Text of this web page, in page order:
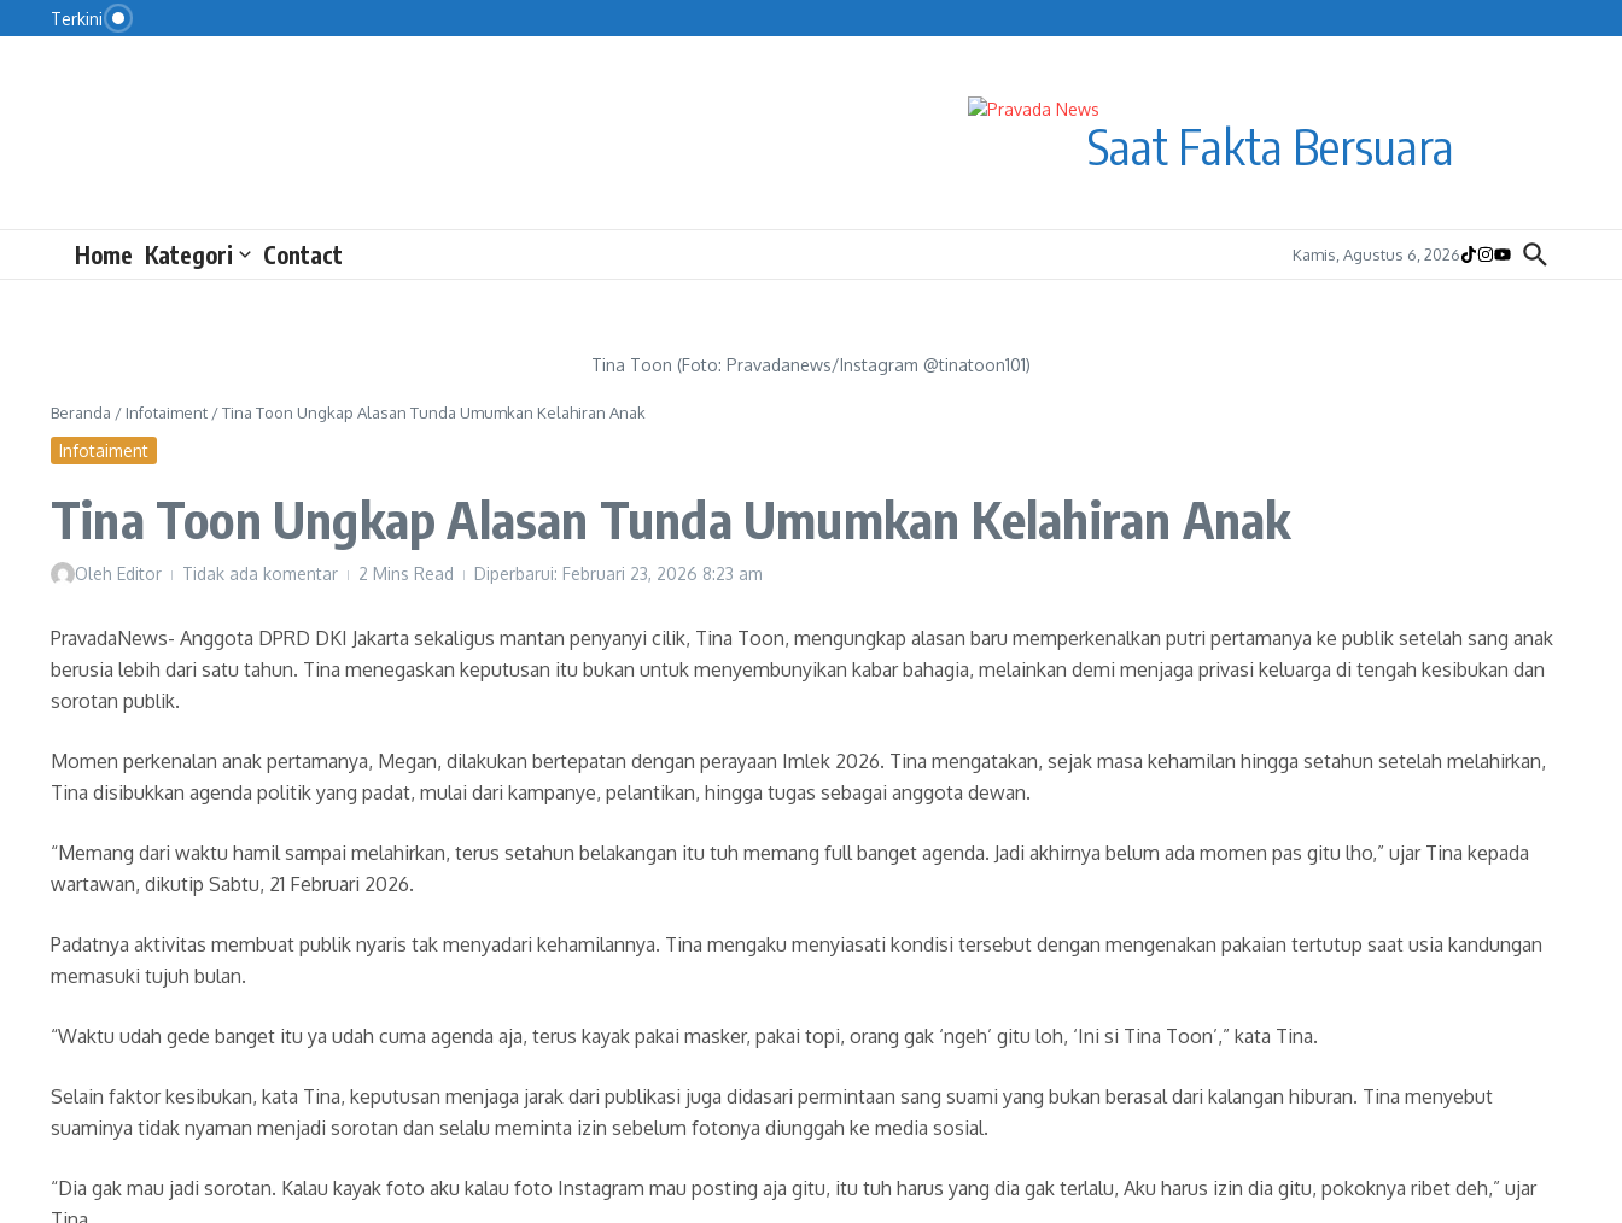
Lewati ke konten
Terkini
Saat Fakta Bersuara
Home Kategori Contact Kamis, Agustus 6, 2026
Tina Toon (Foto: Pravadanews/Instagram @tinatoon101)
Beranda / Infotaiment /Tina Toon Ungkap Alasan Tunda Umumkan Kelahiran Anak
Infotaiment
Tina Toon Ungkap Alasan Tunda Umumkan Kelahiran Anak
Oleh Editor Tidak ada komentar 2 Mins Read Diperbarui: Februari 23, 2026 8:23 am
PravadaNews- Anggota DPRD DKI Jakarta sekaligus mantan penyanyi cilik, Tina Toon, mengungkap alasan baru memperkenalkan putri pertamanya ke publik setelah sang anak
berusia lebih dari satu tahun. Tina menegaskan keputusan itu bukan untuk menyembunyikan kabar bahagia, melainkan demi menjaga privasi keluarga di tengah kesibukan dan
sorotan publik.
Momen perkenalan anak pertamanya, Megan, dilakukan bertepatan dengan perayaan Imlek 2026. Tina mengatakan, sejak masa kehamilan hingga setahun setelah melahirkan,
Tina disibukkan agenda politik yang padat, mulai dari kampanye, pelantikan, hingga tugas sebagai anggota dewan.
“Memang dari waktu hamil sampai melahirkan, terus setahun belakangan itu tuh memang full banget agenda. Jadi akhirnya belum ada momen pas gitu lho,” ujar Tina kepada
wartawan, dikutip Sabtu, 21 Februari 2026.
Padatnya aktivitas membuat publik nyaris tak menyadari kehamilannya. Tina mengaku menyiasati kondisi tersebut dengan mengenakan pakaian tertutup saat usia kandungan
memasuki tujuh bulan.
“Waktu udah gede banget itu ya udah cuma agenda aja, terus kayak pakai masker, pakai topi, orang gak ‘ngeh’ gitu loh, ‘Ini si Tina Toon’,” kata Tina.
Selain faktor kesibukan, kata Tina, keputusan menjaga jarak dari publikasi juga didasari permintaan sang suami yang bukan berasal dari kalangan hiburan. Tina menyebut
suaminya tidak nyaman menjadi sorotan dan selalu meminta izin sebelum fotonya diunggah ke media sosial.
“Dia gak mau jadi sorotan. Kalau kayak foto aku kalau foto Instagram mau posting aja gitu, itu tuh harus yang dia gak terlalu, Aku harus izin dia gitu, pokoknya ribet deh,” ujar